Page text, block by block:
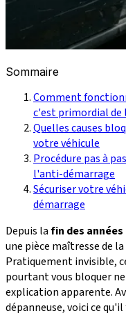
Sommaire
Comment
c'est primordial de
Quelles causes
votre véhicule
Procédure pas à
l'anti-démarrage
Sécuriser votre
démarrage
Depuis lafin des années
une pièce maîtresse de
Pratiquement invisible,
pourtant vous bloquer
explication apparente.
dépanneuse, voici ce